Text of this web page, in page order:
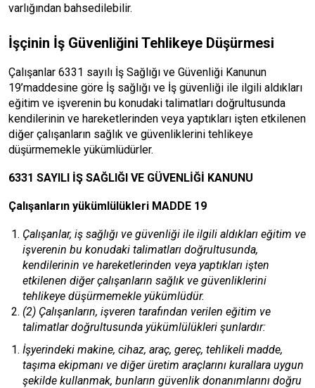
varlığından bahsedilebilir.
İşçinin İş Güvenliğini Tehlikeye Düşürmesi
Çalışanlar 6331 sayılı İş Sağlığı ve Güvenliği Kanunun
19’maddesine göre İş sağlığı ve İş güvenliği ile ilgili aldıkları
eğitim ve işverenin bu konudaki talimatları doğrultusunda
kendilerinin ve hareketlerinden veya yaptıkları işten etkilenen
diğer çalışanların sağlık ve güvenliklerini tehlikeye
düşürmemekle yükümlüdürler.
6331 SAYILI İŞ SAĞLIĞI VE GÜVENLİĞİ KANUNU
Çalışanların yükümlülükleri MADDE 19
Çalışanlar, iş sağlığı ve güvenliği ile ilgili aldıkları eğitim ve
işverenin bu konudaki talimatları doğrultusunda,
kendilerinin ve hareketlerinden veya yaptıkları işten
etkilenen diğer çalışanların sağlık ve güvenliklerini
tehlikeye düşürmemekle yükümlüdür.
(2) Çalışanların, işveren tarafından verilen eğitim ve
talimatlar doğrultusunda yükümlülükleri şunlardır:
İşyerindeki makine, cihaz, araç, gereç, tehlikeli madde,
taşıma ekipmanı ve diğer üretim araçlarını kurallara uygun
şekilde kullanmak, bunların güvenlik donanımlarını doğru